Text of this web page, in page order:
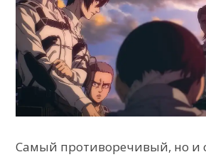
Самый противоречивый, но и